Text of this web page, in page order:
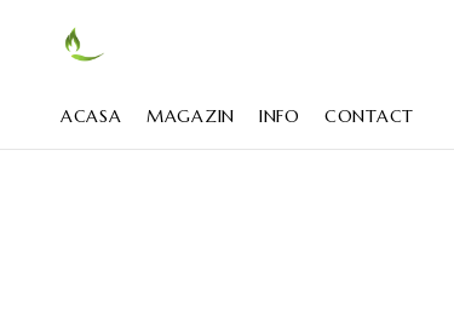
ACASA MAGAZIN INFO CONTACT